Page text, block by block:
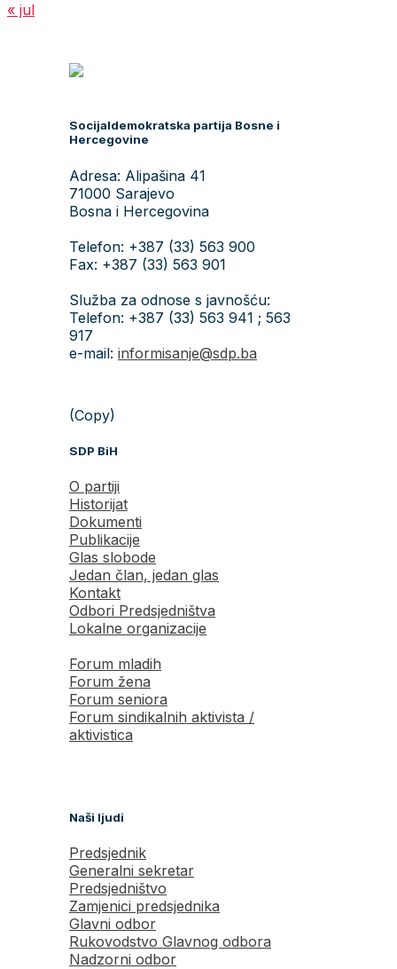
« jul
Socijaldemokratska partija Bosne i
Hercegovine
Adresa: Alipašina 41
71000 Sarajevo
Bosna i Hercegovina
Telefon: +387 (33) 563 900
Fax: +387 (33) 563 901
Služba za odnose s javnošću:
Telefon: +387 (33) 563 941 ; 563
917
e-mail: informisanje@sdp.ba
(Copy)
SDP BiH
O partiji
Historijat
Dokumenti
Publikacije
Glas slobode
Jedan član, jedan glas
Kontakt
Odbori Predsjedništva
Lokalne organizacije
Forum mladih
Forum žena
Forum seniora
Forum sindikalnih aktivista /
aktivistica
Naši ljudi
Predsjednik
Generalni sekretar
Predsjedništvo
Zamjenici predsjednika
Glavni odbor
Rukovodstvo Glavnog odbora
Nadzorni odbor